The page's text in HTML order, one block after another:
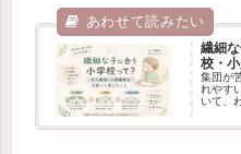
繊細
校・
集団が
れやす
いて、